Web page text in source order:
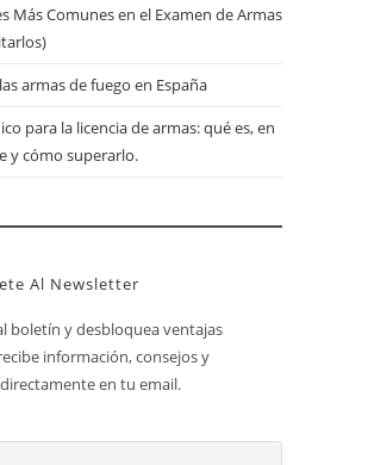
Más Comunes en el Examen de Armas
armas de fuego en España
para la licencia de armas: qué es, en
y cómo superarlo.
Al Newsletter
boletín y desbloquea ventajas
información, consejos y
en tu email.